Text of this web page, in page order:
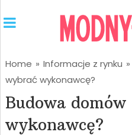
Home » Informacje z rynku »
wybrać wykonawcę?
Budowa
wykonawcę?